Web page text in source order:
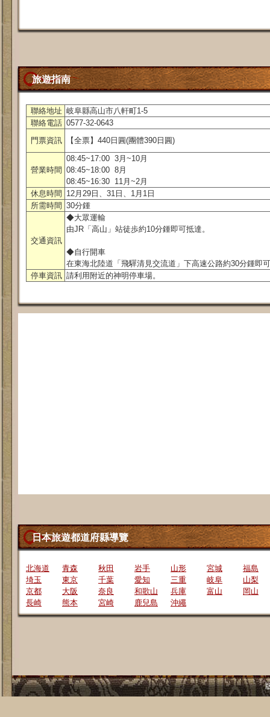
旅遊指南
聯絡地址 岐阜縣高山市八軒町1-5
聯絡電話 0577-32-0643
門票資訊
【全票】440日圓(團體390日圓)
營業時間
08:45~17:00 3月~10月
08:45~18:00 8月
08:45~16:30 11月~2月
休息時間
12月29日、31日、1月1日
所需時間 30分鍾
交通資訊
◆大眾運輸
由JR「高山」站徒歩約10分鍾即可抵達。
◆自行開車
在東海北陸道「飛驒清見交流道」下高速公路約30分鍾即
停車資訊 請利用附近的神明停車場。
日本旅遊都道府縣導覽
北海道 青森 秋田 岩手 山形 宮城
福島
埼玉
東京 千葉 愛知 三重 岐阜
山梨
京都
大阪 奈良 和歌山 兵庫 富山
岡山
長崎
熊本 宮崎 鹿兒島 沖繩